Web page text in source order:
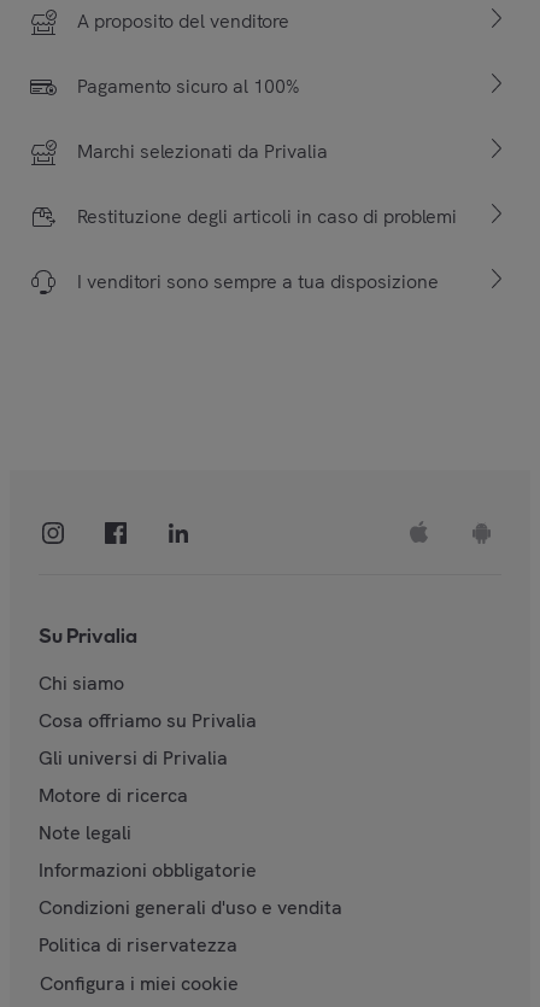
A proposito del venditore
Pagamento sicuro al 100%
Marchi selezionati da Privalia
Restituzione degli articoli in caso di problemi
I venditori sono sempre a tua disposizione
Su Privalia
Chi siamo
Cosa offriamo su Privalia
Gli universi di Privalia
Motore di ricerca
Note legali
Informazioni obbligatorie
Condizioni generali d'uso e vendita
Politica di riservatezza
Configura i miei cookie